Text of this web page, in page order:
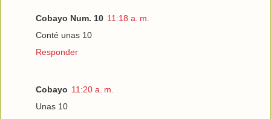
Cobayo Num. 10 11:18 a. m.
Conté unas 10
Responder
Cobayo 11:20 a. m.
Unas 10